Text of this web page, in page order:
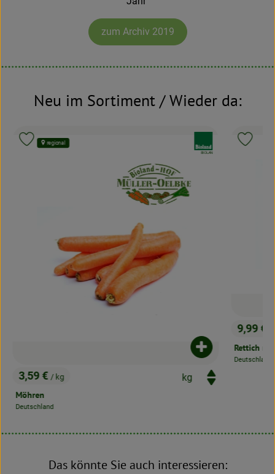
zum Archiv 2019
Neu im Sortiment / Wieder da:
, Kontrollstelle:
BIOLAN
Produkt zu Favouriten hinzufügen
Das könnte Sie auch interessieren: